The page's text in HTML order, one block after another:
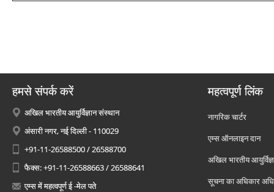
हमसे संपर्क करें
अखिल भारतीय आयुर्विज्ञान संस्थान
अंसारी नगर, नई दिल्ली - 110029
+91-11-26588500 / 26588700
फैक्स: +91-11-26588663 / 26588641
एम्स में महत्वपूर्ण ई -मेल पते
महत्वपूर्ण लिंक
नागरिक चार्टर
एम्स ऑनलाइन दान
अखिल भारतीय
सूचना का अधिकार